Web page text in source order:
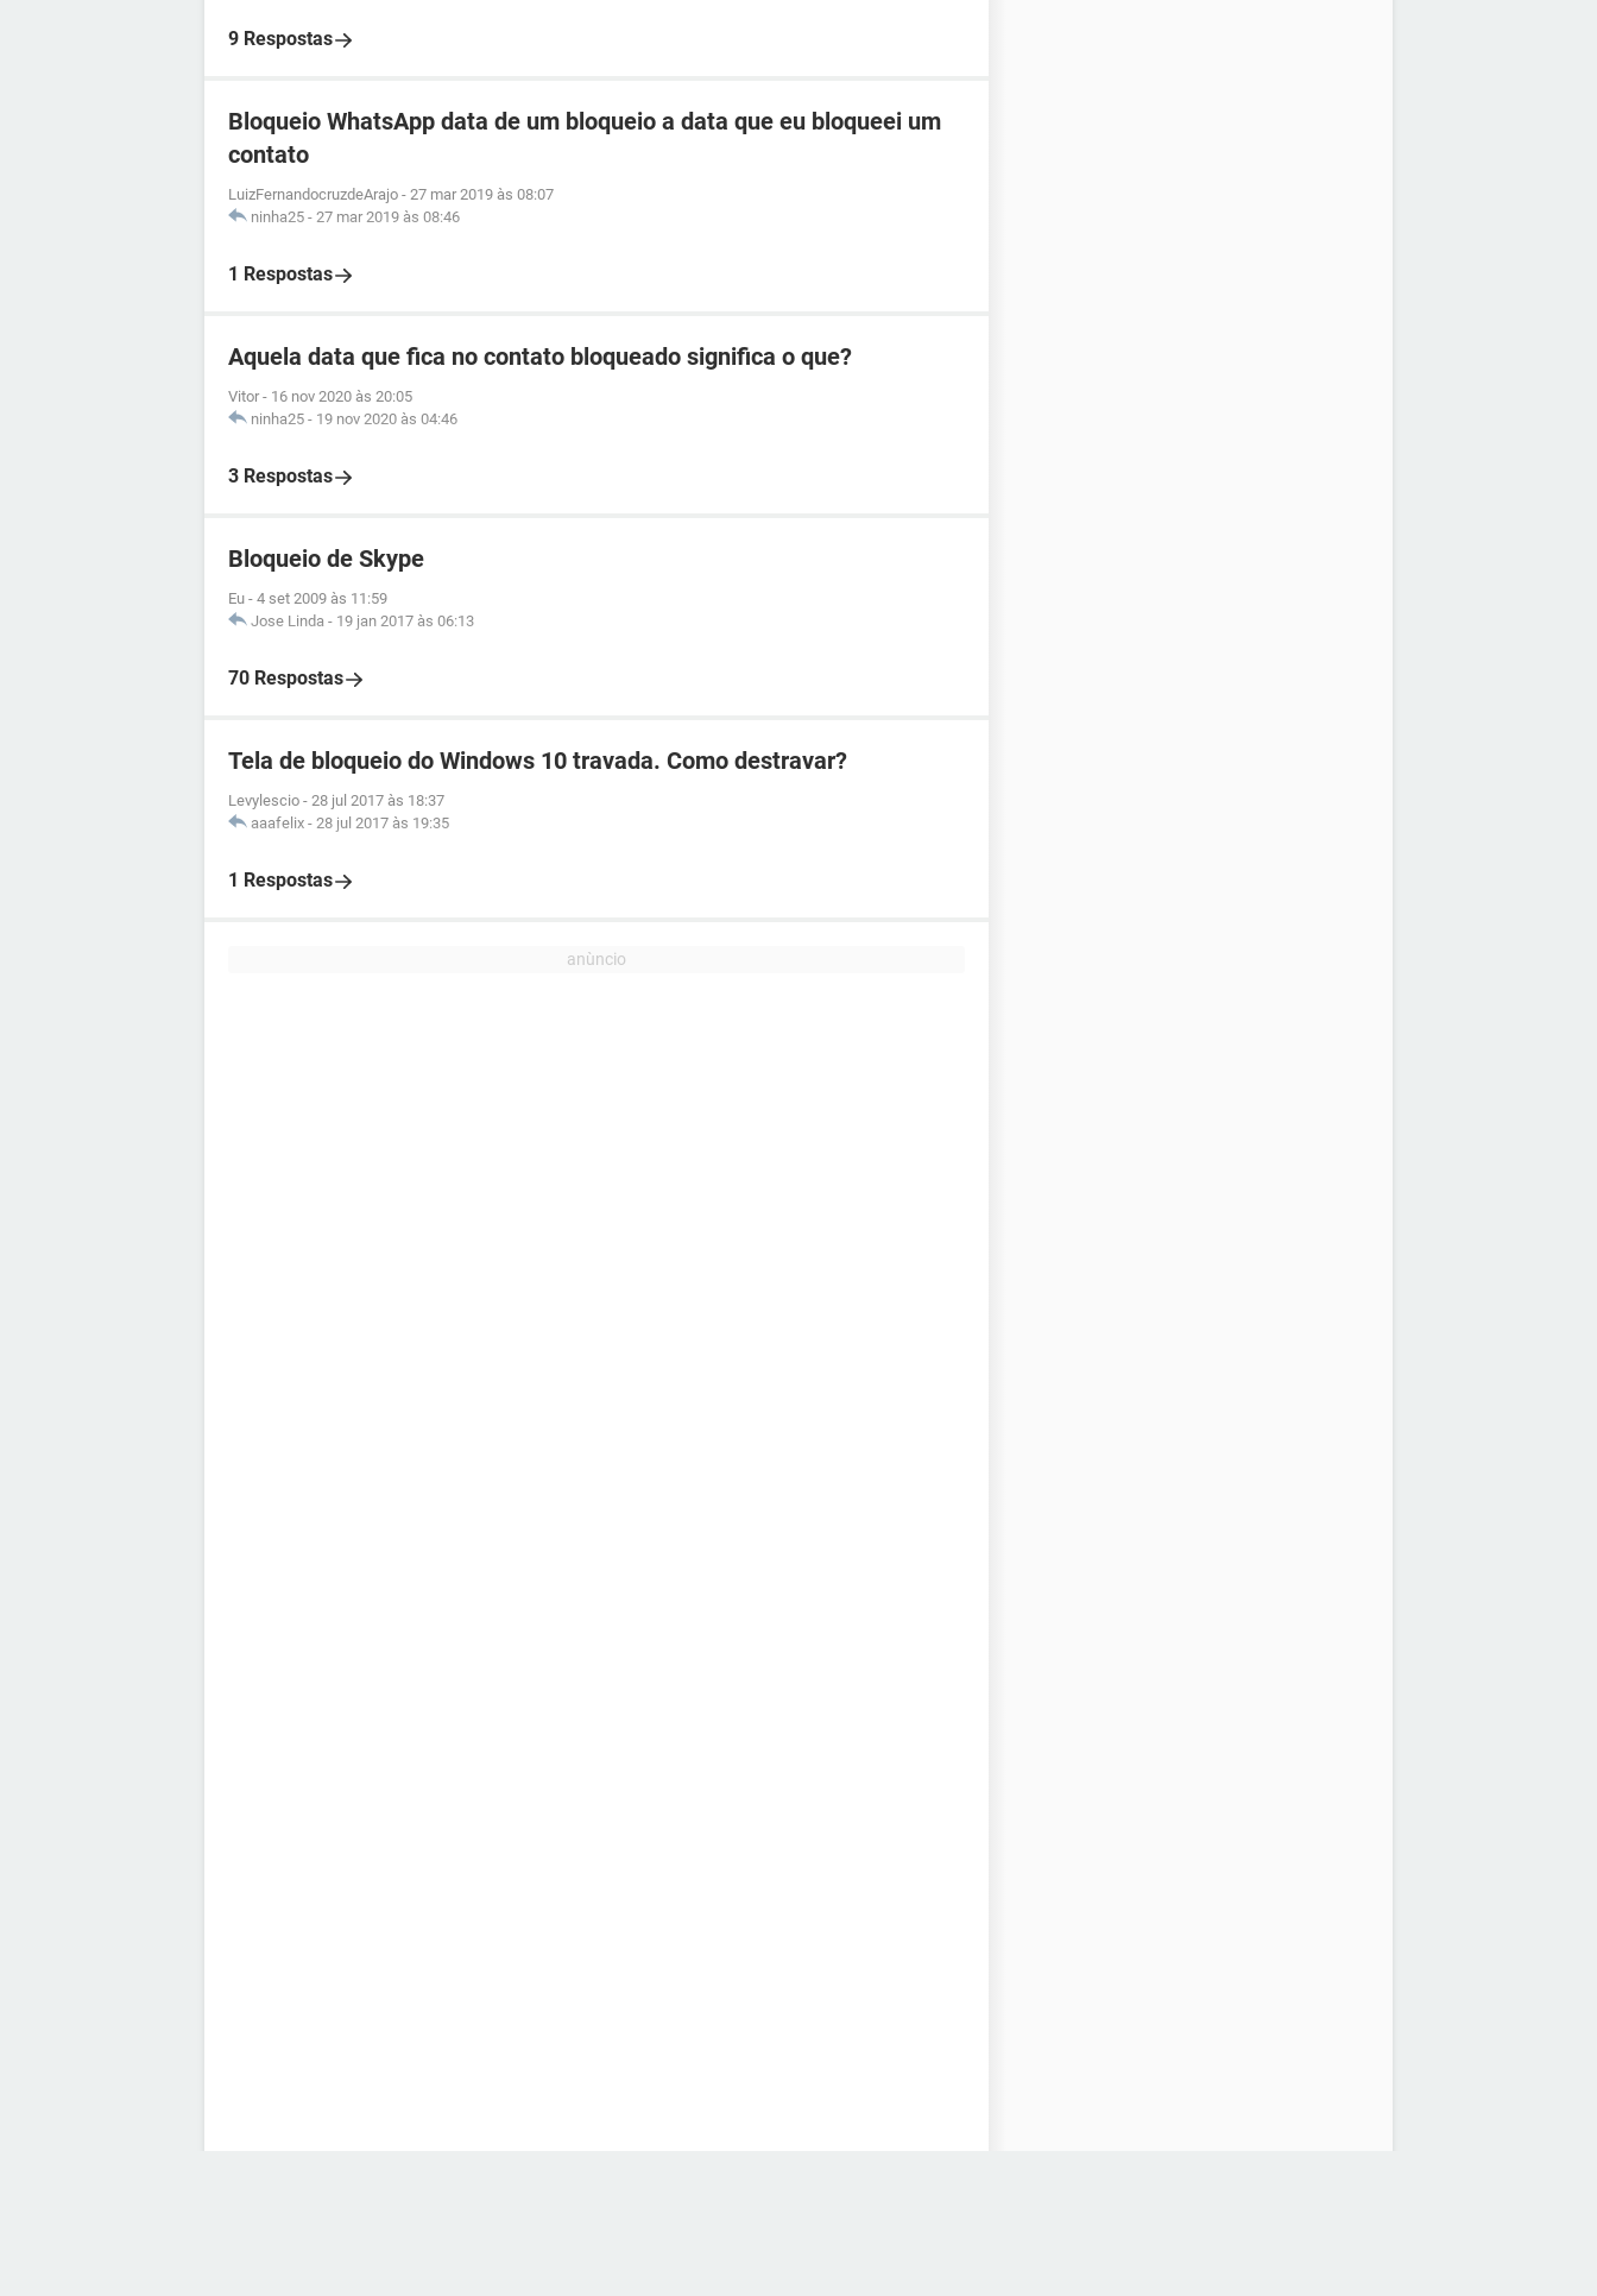
9 Respostas
Bloqueio WhatsApp data de um bloqueio a data que eu bloqueei um
contato
LuizFernandocruzdeArajo - 27 mar 2019 às 08:07
ninha25 - 27 mar 2019 às 08:46
1 Respostas
Aquela data que fica no contato bloqueado significa o que?
Vitor - 16 nov 2020 às 20:05
ninha25 - 19 nov 2020 às 04:46
3 Respostas
Bloqueio de Skype
Eu - 4 set 2009 às 11:59
Jose Linda - 19 jan 2017 às 06:13
70 Respostas
Tela de bloqueio do Windows 10 travada. Como destravar?
Levylescio - 28 jul 2017 às 18:37
aaafelix - 28 jul 2017 às 19:35
1 Respostas